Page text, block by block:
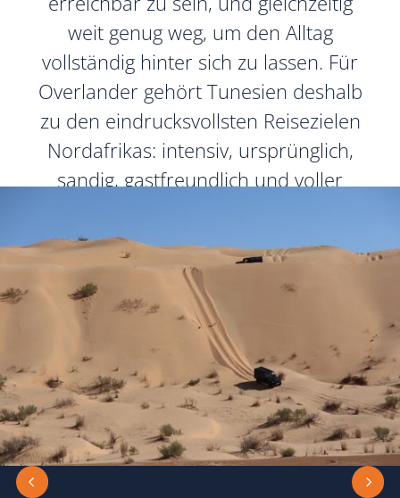
weit genug weg, um den Alltag
vollständig hinter sich zu lassen. Für
Overlander gehört Tunesien deshalb
zu den eindrucksvollsten Reisezielen
Nordafrikas: intensiv, ursprünglich,
sandig, gastfreundlich und voller